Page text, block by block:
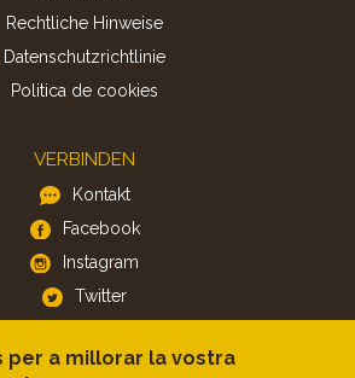
Rechtliche Hinweise
Datenschutzrichtlinie
Politica de cookies
VERBINDEN
Kontakt
Facebook
Instagram
Twitter
APP
per a millorar la vostra